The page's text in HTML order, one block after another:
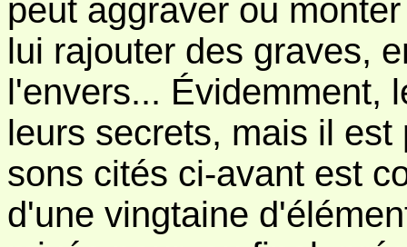
peut aggraver ou
lui rajouter des graves,
l'envers... Évidemment,
leurs secrets, mais il
sons cités ci-avant est
d'une vingtaine